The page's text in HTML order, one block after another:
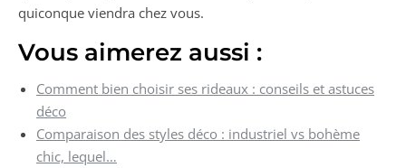
quiconque viendra chez vous.
Vous aimerez aussi :
Comment bien choisir ses rideaux : conseils et astuces
déco
Comparaison des styles déco : industriel vs bohème
chic, lequel…